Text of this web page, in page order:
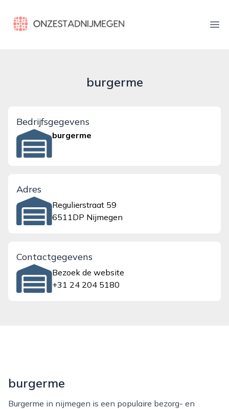
onzestadnijmegen.nl
burgerme
Bedrijfsgegevens
burgerme
Adres
Regulierstraat 59
6511DP Nijmegen
Contactgegevens
Bezoek de website
+31 24 204 5180
burgerme
Burgerme in nijmegen is een populaire bezorg- en